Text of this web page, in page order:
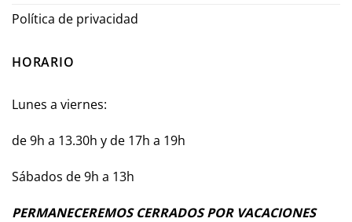
Política de privacidad
HORARIO
Lunes a viernes:
de 9h a 13.30h y de 17h a 19h
Sábados de 9h a 13h
PERMANECEREMOS CERRADOS POR VACACIONES